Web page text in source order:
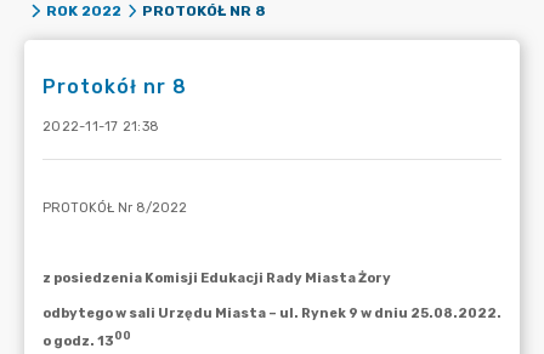
ROK 2022
PROTOKÓŁ NR 8
Protokół nr 8
2022-11-17 21:38